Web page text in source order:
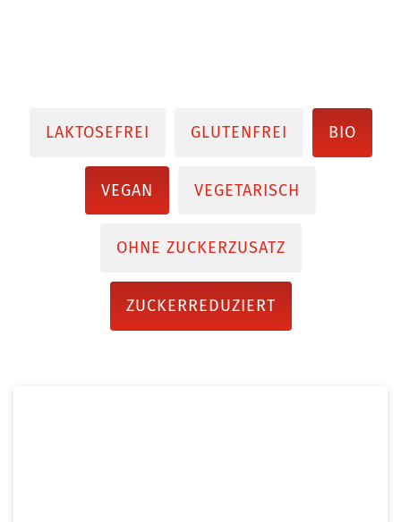
LAKTOSEFREI GLUTENFREI BIO
VEGAN VEGETARISCH
OHNE ZUCKERZUSATZ
ZUCKERREDUZIERT